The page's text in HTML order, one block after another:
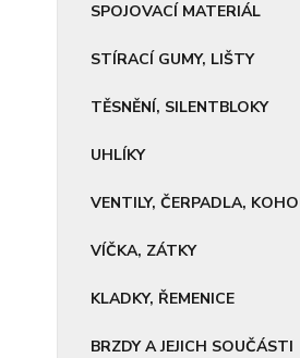
SPOJOVACÍ MATERIÁL
STÍRACÍ GUMY, LIŠTY
TĚSNĚNÍ, SILENTBLOKY
UHLÍKY
VENTILY, ČERPADLA,
VÍČKA, ZÁTKY
KLADKY, ŘEMENICE
BRZDY A JEJICH SOUČÁSTI